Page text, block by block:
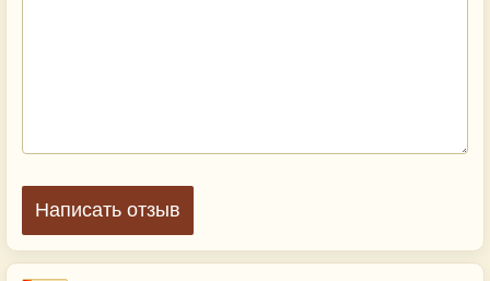
Написать отзыв